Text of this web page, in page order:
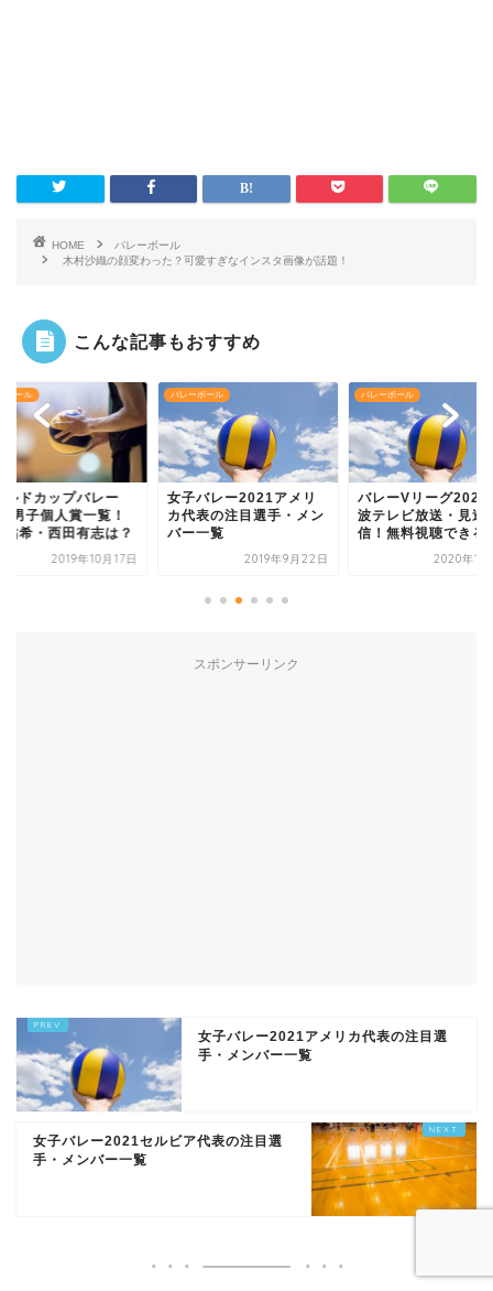
HOME
バレーボール
木村沙織の顔変わった？可愛すぎなインスタ画像が話題！
こんな記事もおすすめ
ボール
ルドカップバレー
男子個人賞一覧！
祐希・西田有志は？
2019年10月17日
バレーボール
女子バレー2021アメリ
カ代表の注目選手・メン
バー一覧
2019年9月22日
バレーボール
バレーVリーグ2020
波テレビ放送・見逃
信！無料視聴できる
2020年1
スポンサーリンク
女子バレー2021アメリカ代表の注目選
手・メンバー一覧
女子バレー2021セルビア代表の注目選
手・メンバー一覧